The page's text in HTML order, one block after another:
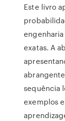
Este livro
exatas. A
sequência
exemplos